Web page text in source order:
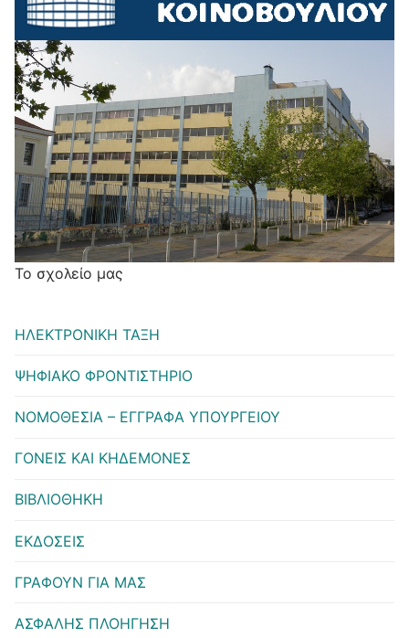
Το σχολείο μας
ΗΛΕΚΤΡΟΝΙΚΗ ΤΑΞΗ
ΨΗΦΙΑΚΟ ΦΡΟΝΤΙΣΤΗΡΙΟ
ΝΟΜΟΘΕΣΙΑ – ΕΓΓΡΑΦΑ ΥΠΟΥΡΓΕΙΟΥ
ΓΟΝΕΙΣ ΚΑΙ ΚΗΔΕΜΟΝΕΣ
ΒΙΒΛΙΟΘΗΚΗ
ΕΚΔΟΣΕΙΣ
ΓΡΑΦΟΥΝ ΓΙΑ ΜΑΣ
ΑΣΦΑΛΗΣ ΠΛΟΗΓΗΣΗ